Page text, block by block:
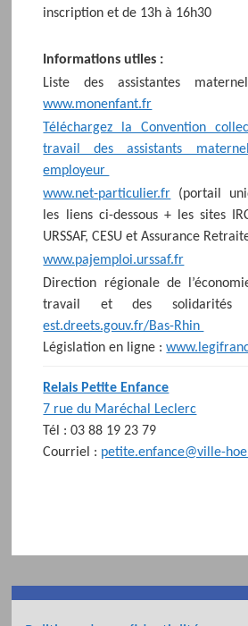
inscription et de 13h à 16h30
Informations utiles :
Liste des assistantes
www.monenfant.fr
Téléchargez la Convention
travail des assistants
employeur
www.net-particulier.fr (portail
les liens ci-dessous + les sites
URSSAF, CESU et Assurance
www.pajemploi.urssaf.fr
Direction régionale de
travail et des
est.dreets.gouv.fr/Bas-Rhin
Législation en ligne :
Relais Petite Enfance
7 rue du Maréchal Leclerc
Tél : 03 88 19 23 79
Courriel : petite.enfance@ville-